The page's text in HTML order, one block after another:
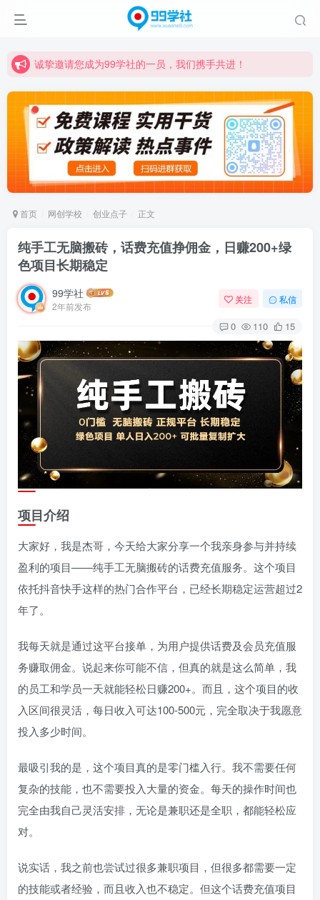
诚挚邀请您成为99学社的一员，我们携手共进！
诚挚邀请您成为99学社的一员，我们携手共进！
学习路上不孤独，99学社与你同行！分享全网优质VIP资源，炒股教程、创业教程、网络营销教程、自媒体短视频教程等，长期更新各大精品创业项目！
首页 网创学校 创业点子 正文
纯手工无脑搬砖，话费充值挣佣金，日赚200+绿
色项目长期稳定
99学社
2年前发布
关注 私信
0 110 15
项目介绍
大家好，我是杰哥，今天给大家分享一个我亲身参与并持续
盈利的项目——纯手工无脑搬砖的话费充值服务。这个项目
依托抖音快手这样的热门合作平台，已经长期稳定运营超过2
年了。
我每天就是通过这平台接单，为用户提供话费及会员充值服
务赚取佣金。说起来你可能不信，但真的就是这么简单，我
的员工和学员一天就能轻松日赚200+。而且，这个项目的收
入区间很灵活，每日收入可达100-500元，完全取决于我愿意
投入多少时间。
最吸引我的是，这个项目真的是零门槛入行。我不需要任何
复杂的技能，也不需要投入大量的资金。每天的操作时间也
完全由我自己灵活安排，无论是兼职还是全职，都能轻松应
对。
说实话，我之前也尝试过很多兼职项目，但很多都需要一定
的技能或者经验，而且收入也不稳定。但这个话费充值项目